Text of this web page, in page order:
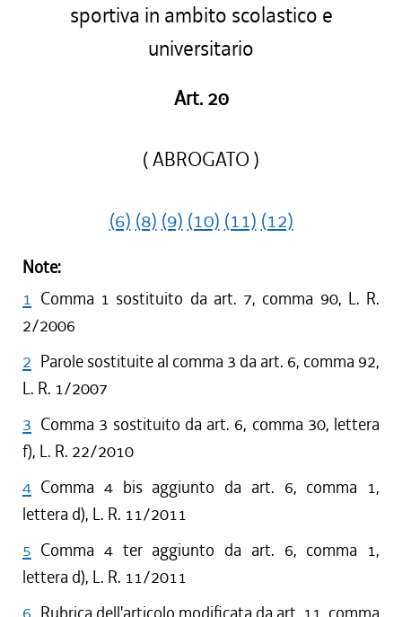
sportiva in ambito scolastico e
universitario
Art. 20
( ABROGATO )
(6) (8) (9) (10) (11) (12)
Note:
1 Comma 1 sostituito da art. 7, comma 90, L. R.
2/2006
2 Parole sostituite al comma 3 da art. 6, comma 92,
L. R. 1/2007
3 Comma 3 sostituito da art. 6, comma 30, lettera
f), L. R. 22/2010
4 Comma 4 bis aggiunto da art. 6, comma 1,
lettera d), L. R. 11/2011
5 Comma 4 ter aggiunto da art. 6, comma 1,
lettera d), L. R. 11/2011